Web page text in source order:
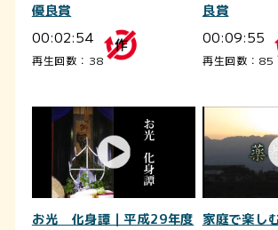
優良賞
00:02:54
再生回数：38
良賞
00:09:55
再生回数：85
お光 化身譚｜平成29年度 家庭で楽し